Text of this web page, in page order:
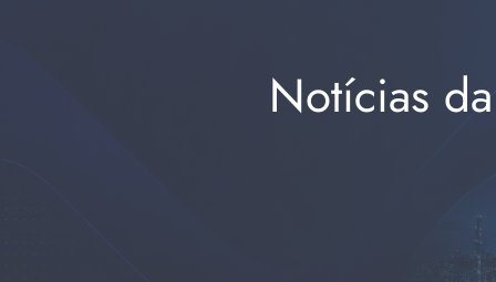
Notícias